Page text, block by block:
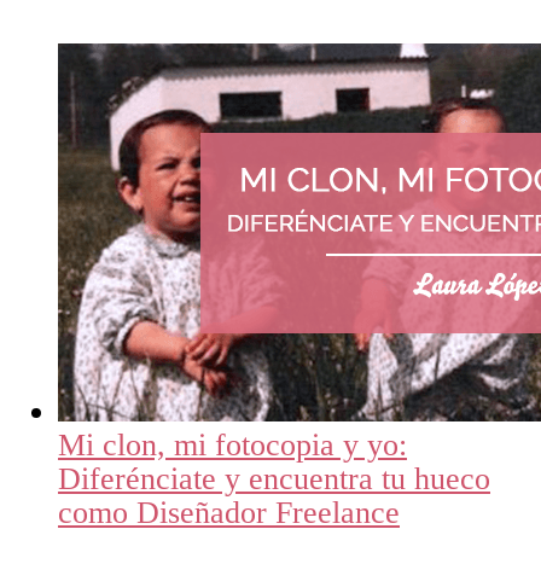
Mi clon, mi fotocopia y yo:
Diferénciate y encuentra tu hueco
como Diseñador Freelance